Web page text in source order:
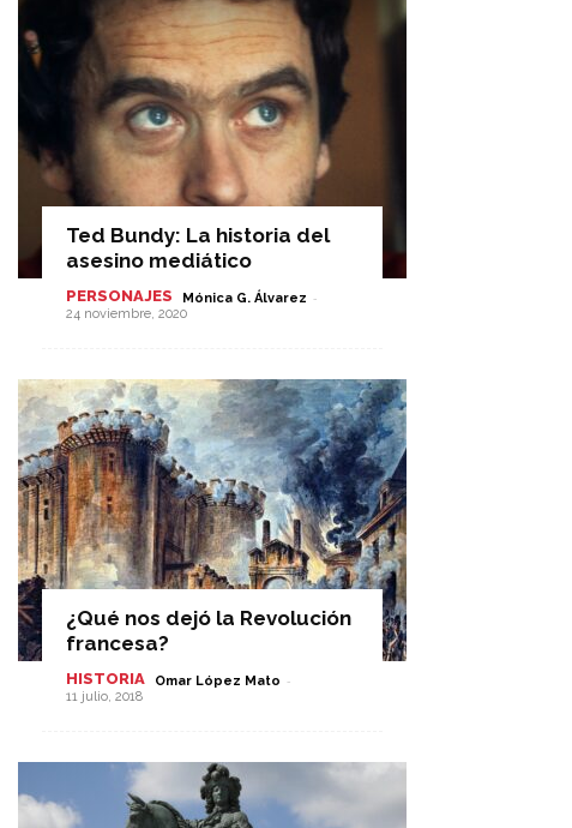
Ted Bundy: La historia del
asesino mediático
PERSONAJES Mónica G. Álvarez -
24 noviembre, 2020
¿Qué nos dejó la Revolución
francesa?
HISTORIA Omar López Mato -
11 julio, 2018